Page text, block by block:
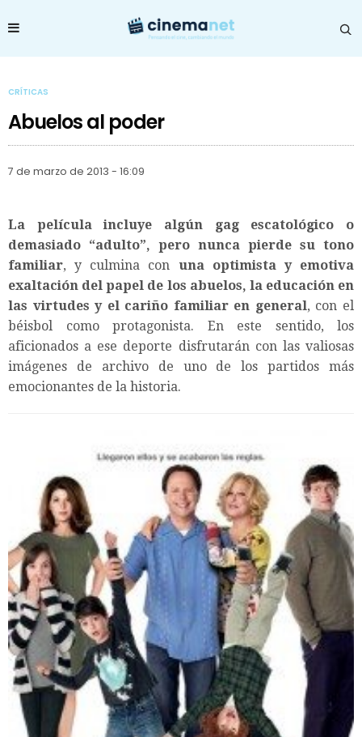
CRÍTICAS
Abuelos al poder
7 de marzo de 2013 - 16:09
La película incluye algún gag escatológico o
demasiado “adulto”, pero nunca pierde su tono
familiar, y culmina con una optimista y emotiva
exaltación del papel de los abuelos, la educación en
las virtudes y el cariño familiar en general, con el
béisbol como protagonista. En este sentido, los
aficionados a ese deporte disfrutarán con las valiosas
imágenes de archivo de uno de los partidos más
emocionantes de la historia.